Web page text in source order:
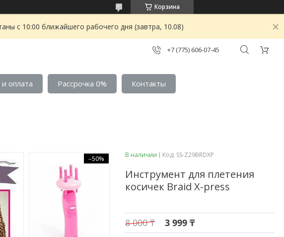
Корзина
с 10:00 ближайшего рабочего дня (завтра, 10.08)
+7 (775) 606-07-45
оплата Рассрочка 0%
Контакты
–50% В наличии Код: SS-Z29BRDXP
Инструмент для плетения
косичек Braid X-press
8 000 ₸ 3 999 ₸